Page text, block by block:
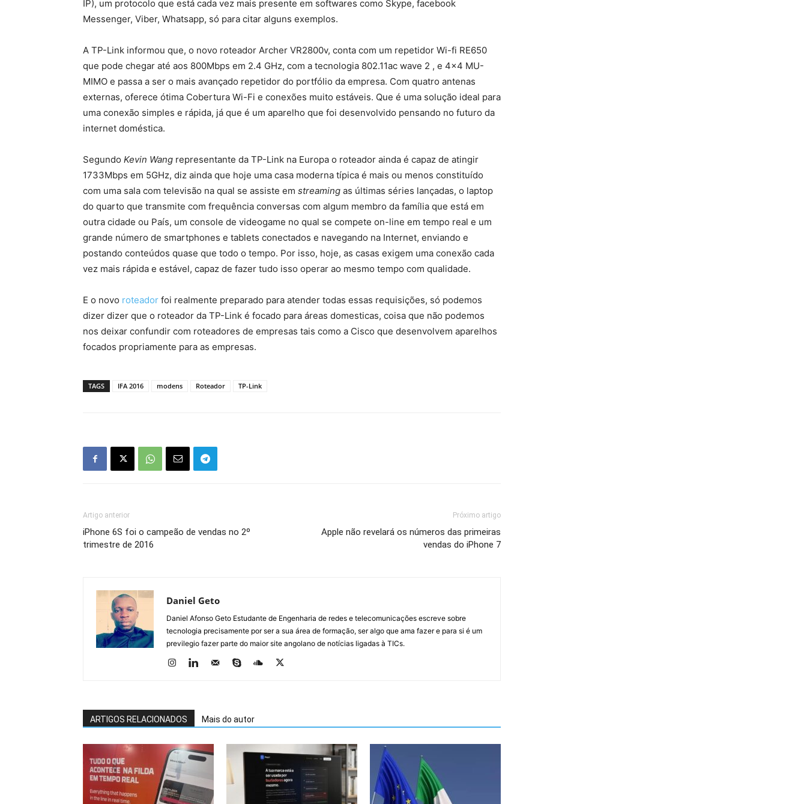
IP), um protocolo que está cada vez mais presente em softwares como Skype, facebook
Messenger, Viber, Whatsapp, só para citar alguns exemplos.
A TP-Link informou que, o novo roteador Archer VR2800v, conta com um repetidor Wi-fi RE650
que pode chegar até aos 800Mbps em 2.4 GHz, com a tecnologia 802.11ac wave 2 , e 4×4 MU-
MIMO e passa a ser o mais avançado repetidor do portfólio da empresa. Com quatro antenas
externas, oferece ótima Cobertura Wi-Fi e conexões muito estáveis. Que é uma solução ideal para
uma conexão simples e rápida, já que é um aparelho que foi desenvolvido pensando no futuro da
internet doméstica.
Segundo Kevin Wang representante da TP-Link na Europa o roteador ainda é capaz de atingir
1733Mbps em 5GHz, diz ainda que hoje uma casa moderna típica é mais ou menos constituído
com uma sala com televisão na qual se assiste em streaming as últimas séries lançadas, o laptop
do quarto que transmite com frequência conversas com algum membro da família que está em
outra cidade ou País, um console de videogame no qual se compete on-line em tempo real e um
grande número de smartphones e tablets conectados e navegando na Internet, enviando e
postando conteúdos quase que todo o tempo. Por isso, hoje, as casas exigem uma conexão cada
vez mais rápida e estável, capaz de fazer tudo isso operar ao mesmo tempo com qualidade.
E o novo roteador foi realmente preparado para atender todas essas requisições, só podemos
dizer dizer que o roteador da TP-Link é focado para áreas domesticas, coisa que não podemos
nos deixar confundir com roteadores de empresas tais como a Cisco que desenvolvem aparelhos
focados propriamente para as empresas.
TAGS IFA 2016 modens Roteador TP-Link
Artigo anterior
iPhone 6S foi o campeão de vendas no 2º
trimestre de 2016
Próximo artigo
Apple não revelará os números das primeiras
vendas do iPhone 7
Daniel Geto
Daniel Afonso Geto Estudante de Engenharia de redes e telecomunicações escreve sobre
tecnologia precisamente por ser a sua área de formação, ser algo que ama fazer e para si é um
previlegio fazer parte do maior site angolano de notícias ligadas à TICs.
ARTIGOS RELACIONADOS Mais do autor